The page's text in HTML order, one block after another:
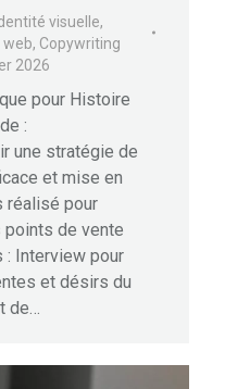
visuelle,
web, Copywriting
2026
pour Histoire
:
une stratégie de
et mise en
réalisé pour
points de vente
Interview pour
et désirs du
de…